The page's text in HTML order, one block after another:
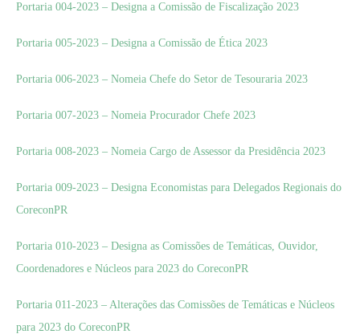
Portaria 004-2023 – Designa a Comissão de Fiscalização 2023
Portaria 005-2023 – Designa a Comissão de Ética 2023
Portaria 006-2023 – Nomeia Chefe do Setor de Tesouraria 2023
Portaria 007-2023 – Nomeia Procurador Chefe 2023
Portaria 008-2023 – Nomeia Cargo de Assessor da Presidência 2023
Portaria 009-2023 – Designa Economistas para Delegados Regionais do
CoreconPR
Portaria 010-2023 – Designa as Comissões de Temáticas, Ouvidor,
Coordenadores e Núcleos para 2023 do CoreconPR
Portaria 011-2023 – Alterações das Comissões de Temáticas e Núcleos
para 2023 do CoreconPR